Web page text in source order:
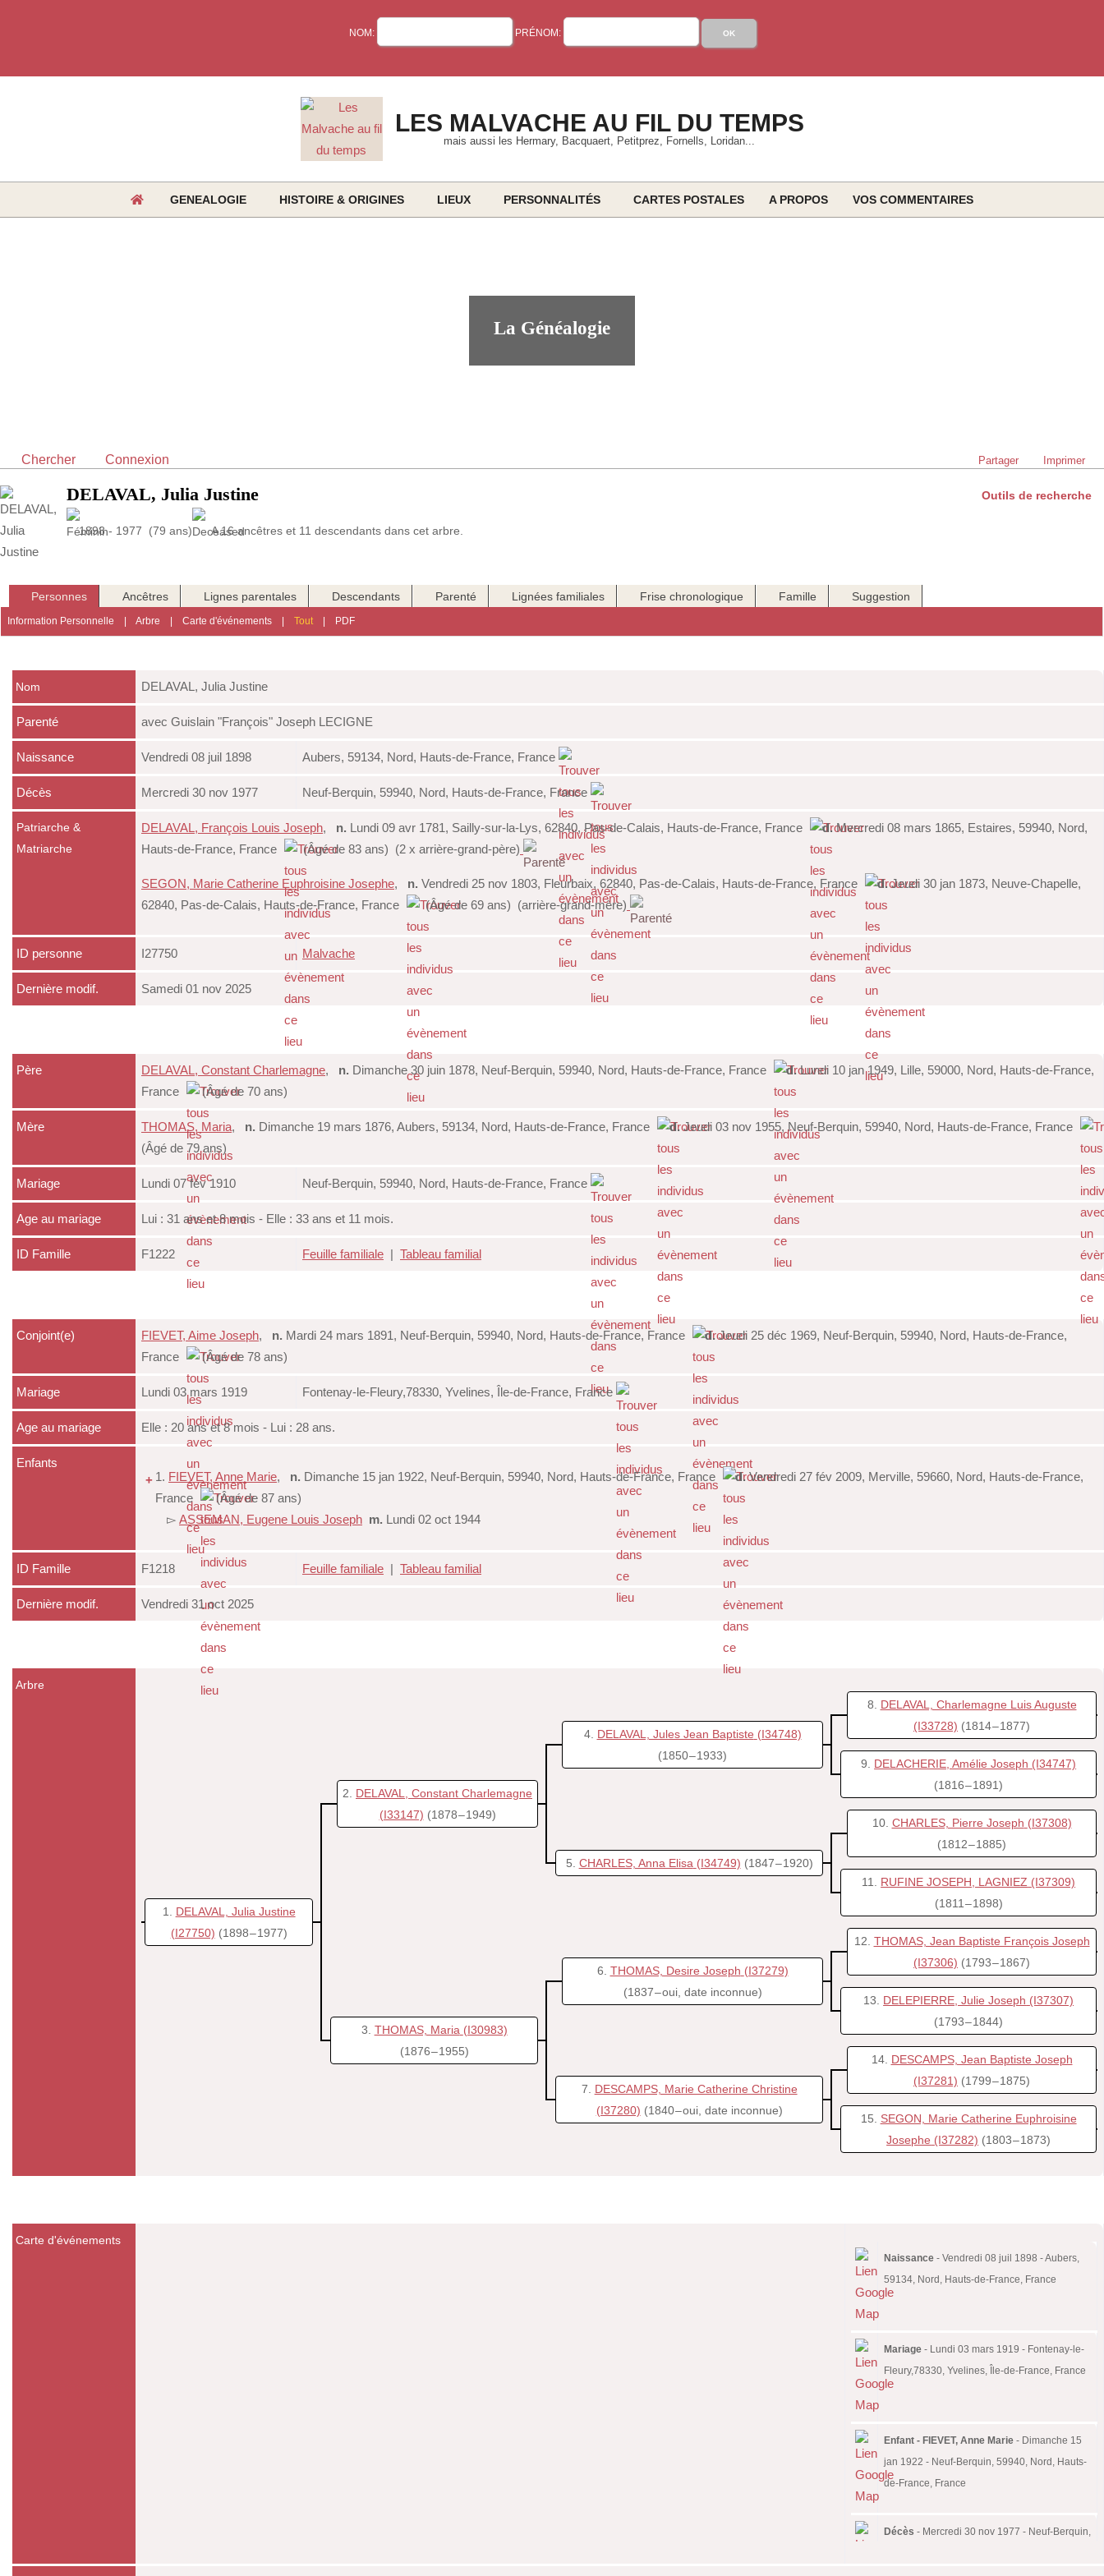
NOM: PRÉNOM:
LES MALVACHE AU FIL DU TEMPS
mais aussi les Hermary, Bacquaert, Petitprez, Fornells, Loridan...
GENEALOGIE HISTOIRE & ORIGINES LIEUX PERSONNALITÉS CARTES POSTALES A PROPOS VOS COMMENTAIRES
La Généalogie
Chercher Connexion Partager Imprimer
Outils de recherche
DELAVAL, Julia Justine
1898 - 1977 (79 ans) A 16 ancêtres et 11 descendants dans cet arbre.
Personnes Ancêtres Lignes parentales Descendants Parenté Lignées familiales Frise chronologique Famille Suggestion
Information Personnelle |Arbre |Carte d'événements |Tout| PDF
Nom DELAVAL , Julia Justine
Parenté avec Guislain "François" Joseph LECIGNE
Naissance Vendredi 08 juil 1898 Aubers, 59134, Nord, Hauts-de-France, France
Décès Mercredi 30 nov 1977 Neuf-Berquin, 59940, Nord, Hauts-de-France, France
Patriarche &
Matriarche
DELAVAL, François Louis Joseph, n. Lundi 09 avr 1781, Sailly-sur-la-Lys, 62840, Pas-de-Calais, Hauts-de-France, France d.Mercredi 08 mars 1865, Estaires, 59940, Nord,
Hauts-de-France, France
(Âgé de 83 ans) (2 x arrière-grand-père)
SEGON, Marie Catherine Euphroisine Josephe, n. Vendredi 25 nov 1803, Fleurbaix, 62840, Pas-de-Calais, Hauts-de-France, France d.Jeudi 30 jan 1873, Neuve-Chapelle,
62840, Pas-de-Calais, Hauts-de-France, France
(Âgé de 69 ans) (arrière-grand-mère)
ID personne I27750 Malvache
Dernière modif. Samedi 01 nov 2025
Père DELAVAL, Constant Charlemagne, n. Dimanche 30 juin 1878, Neuf-Berquin, 59940, Nord, Hauts-de-France, France d.Lundi 10 jan 1949, Lille, 59000, Nord, Hauts-de-France,
France
(Âgé de 70 ans)
Mère THOMAS, Maria, n. Dimanche 19 mars 1876, Aubers, 59134, Nord, Hauts-de-France, France d.Jeudi 03 nov 1955, Neuf-Berquin, 59940, Nord, Hauts-de-France, France
(Âgé de 79 ans)
Mariage Lundi 07 fév 1910 Neuf-Berquin, 59940, Nord, Hauts-de-France, France
Age au mariage Lui : 31 ans et 8 mois - Elle : 33 ans et 11 mois.
ID Famille F1222 Feuille familiale | Tableau familial
Conjoint(e) FIEVET, Aime Joseph, n. Mardi 24 mars 1891, Neuf-Berquin, 59940, Nord, Hauts-de-France, France d.Jeudi 25 déc 1969, Neuf-Berquin, 59940, Nord, Hauts-de-France,
France
(Âgé de 78 ans)
Mariage Lundi 03 mars 1919 Fontenay-le-Fleury,78330, Yvelines, Île-de-France, France
Age au mariage Elle : 20 ans et 8 mois - Lui : 28 ans.
Enfants
+ 1. FIEVET, Anne Marie, n. Dimanche 15 jan 1922, Neuf-Berquin, 59940, Nord, Hauts-de-France, France d.Vendredi 27 fév 2009, Merville, 59660, Nord, Hauts-de-France,
France
(Âgé de 87 ans)
▻ ASSEMAN, Eugene Louis Joseph m. Lundi 02 oct 1944
ID Famille F1218 Feuille familiale | Tableau familial
Dernière modif. Vendredi 31 oct 2025
Arbre
1
DELAVAL, Julia Justine
(I27750) (1898 – 1977)
2
DELAVAL, Constant Charlemagne
(I33147) (1878 – 1949)
4 DELAVAL, Jules Jean Baptiste (I34748)
(1850 – 1933)
8
DELAVAL, Charlemagne Luis Auguste
(I33728) (1814 – 1877)
9 DELACHERIE, Amélie Joseph (I34747)
(1816 – 1891)
5 CHARLES, Anna Elisa (I34749) (1847 – 1920)
10 CHARLES, Pierre Joseph (I37308)
(1812 – 1885)
11 RUFINE JOSEPH, LAGNIEZ (I37309)
(1811 – 1898)
3 THOMAS, Maria (I30983)
(1876 – 1955)
6 THOMAS, Desire Joseph (I37279)
(1837 – oui, date inconnue)
12 THOMAS, Jean Baptiste François Joseph
(I37306) (1793 – 1867)
13 DELEPIERRE, Julie Joseph (I37307)
(1793 – 1844)
7
DESCAMPS, Marie Catherine Christine
(I37280) (1840 – oui, date inconnue)
14 DESCAMPS, Jean Baptiste Joseph
(I37281) (1799 – 1875)
15
SEGON, Marie Catherine Euphroisine
Josephe (I37282) (1803 – 1873)
Carte d'événements
Naissance - Vendredi 08 juil 1898 - Aubers,
59134, Nord, Hauts-de-France, France
Mariage - Lundi 03 mars 1919 - Fontenay-le-
Fleury,78330, Yvelines, Île-de-France, France
Enfant - FIEVET, Anne Marie - Dimanche 15
jan 1922 - Neuf-Berquin, 59940, Nord, Hauts-
de-France, France
Décès - Mercredi 30 nov 1977 - Neuf-Berquin,